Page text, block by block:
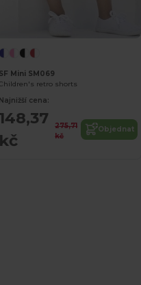
SF Mini SM069
retro shorts
Najnižší cena:
148,37
kč
275,71
kč
Objednat